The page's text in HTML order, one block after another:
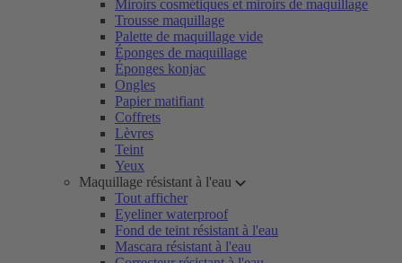
Miroirs cosmétiques et miroirs de maquillage
Trousse maquillage
Palette de maquillage vide
Éponges de maquillage
Éponges konjac
Ongles
Papier matifiant
Coffrets
Lèvres
Teint
Yeux
Maquillage résistant à l'eau
Tout afficher
Eyeliner waterproof
Fond de teint résistant à l'eau
Mascara résistant à l'eau